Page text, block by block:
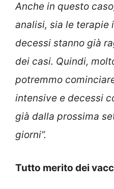
Anche in questo
analisi, sia le terapie
decessi stanno già
dei casi. Quindi,
potremmo
intensive e decessi
già dalla prossima
giorni”.
Tutto merito dei